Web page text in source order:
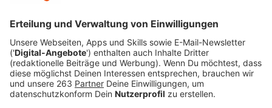
Die Geflügelpest ist nun auch hier bei uns im Kreis
Siegen-Wittgenstein nachgewiesen worden. Bei einem
in Hilchenbach gefundenen toten Kranich wurde das
Virus nachgewiesen. Das hat das Friedrich-Loeffler-
Institut bestätigt.